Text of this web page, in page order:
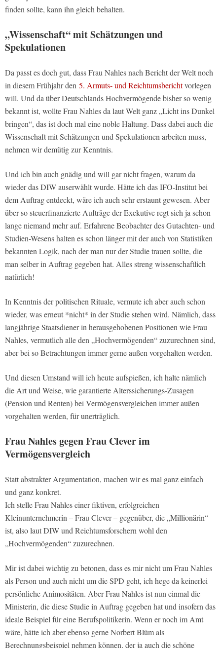
finden sollte, kann ihn gleich behalten.
„Wissenschaft“ mit Schätzungen und
Spekulationen
Da passt es doch gut, dass Frau Nahles nach Bericht der Welt noch
in diesem Frühjahr den 5. Armuts- und Reichtumsberichtvorlegen
will. Und da über Deutschlands Hochvermögende bisher so wenig
bekannt ist, wollte Frau Nahles da laut Welt ganz „Licht ins Dunkel
bringen“, das ist doch mal eine noble Haltung. Dass dabei auch die
Wissenschaft mit Schätzungen und Spekulationen arbeiten muss,
nehmen wir demütig zur Kenntnis.
Und ich bin auch gnädig und will gar nicht fragen, warum da
wieder das DIW auserwählt wurde. Hätte ich das IFO-Institut bei
dem Auftrag entdeckt, wäre ich auch sehr erstaunt gewesen. Aber
über so steuerfinanzierte Aufträge der Exekutive regt sich ja schon
lange niemand mehr auf. Erfahrene Beobachter des Gutachten- und
Studien-Wesens halten es schon länger mit der auch von Statistiken
bekannten Logik, nach der man nur der Studie trauen sollte, die
man selber in Auftrag gegeben hat. Alles streng wissenschaftlich
natürlich!
In Kenntnis der politischen Rituale, vermute ich aber auch schon
wieder, was erneut *nicht* in der Studie stehen wird. Nämlich, dass
langjährige Staatsdiener in herausgehobenen Positionen wie Frau
Nahles, vermutlich alle den „Hochvermögenden“ zuzurechnen sind,
aber bei so Betrachtungen immer gerne außen vorgehalten werden.
Und diesen Umstand will ich heute aufspießen, ich halte nämlich
die Art und Weise, wie garantierte Alterssicherungs-Zusagen
(Pension und Renten) bei Vermögensvergleichen immer außen
vorgehalten werden, für unerträglich.
Frau Nahles gegen Frau Clever im
Vermögensvergleich
Statt abstrakter Argumentation, machen wir es mal ganz einfach
und ganz konkret.
Ich stelle Frau Nahles einer fiktiven, erfolgreichen
Kleinunternehmerin – Frau Clever – gegenüber, die „Millionärin“
ist, also laut DIW und Reichtumsforschern wohl den
„Hochvermögenden“ zuzurechnen.
Mir ist dabei wichtig zu betonen, dass es mir nicht um Frau Nahles
als Person und auch nicht um die SPD geht, ich hege da keinerlei
persönliche Animositäten. Aber Frau Nahles ist nun einmal die
Ministerin, die diese Studie in Auftrag gegeben hat und insofern das
ideale Beispiel für eine Berufspolitikerin. Wenn er noch im Amt
wäre, hätte ich aber ebenso gerne Norbert Blüm als
Berechnungsbeispiel nehmen können, der ja auch die schöne